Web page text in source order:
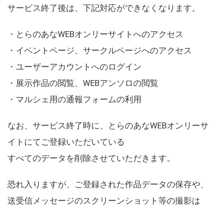
サービス終了後は、下記対応ができなくなります。
・とらのあなWEBオンリーサイトへのアクセス
・イベントページ、サークルページへのアクセス
・ユーザーアカウントへのログイン
・展示作品の閲覧、WEBアンソロの閲覧
・マルシェ用の通報フォームの利用
なお、サービス終了時に、とらのあなWEBオンリーサ
イトにてご登録いただいている
すべてのデータを削除させていただきます。
恐れ入りますが、ご登録された作品データの保存や、
送受信メッセージのスクリーンショット等の撮影は